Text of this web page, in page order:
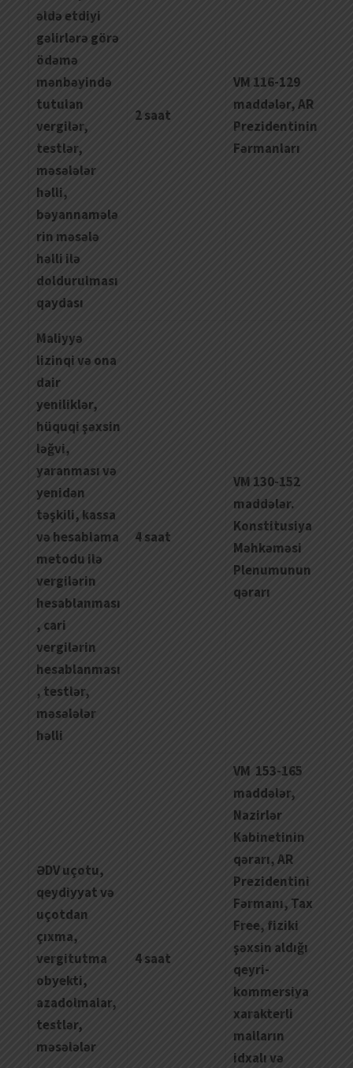
əldə etdiyi
gəlirlərə görə
ödəmə
mənbəyində
tutulan
vergilər,
testlər,
məsələlər
həlli,
bəyannamələ
rin məsələ
həlli ilə
doldurulması
qaydası
2 saat
VM 116-129
maddələr, AR
Prezidentinin
Fərmanları
Maliyyə
lizinqi və ona
dair
yeniliklər,
hüquqi şəxsin
ləğvi,
yaranması və
yenidən
təşkili, kassa
və hesablama
metodu ilə
vergilərin
hesablanması
, cari
vergilərin
hesablanması
, testlər,
məsələlər
həlli
4 saat
VM 130-152
maddələr.
Konstitusiya
Məhkəməsi
Plenumunun
qərarı
ƏDV uçotu,
qeydiyyatvə
uçotdan
çıxma,
vergitutma
obyekti,
azadolmalar,
testlər,
məsələlər
4 saat
VM 153-165
maddələr,
Nazirlər
Kabinetinin
qərarı, AR
Prezidentini
Fərmanı, Tax
Free, fiziki
şəxsin aldığı
qeyri-
kommersiya
xarakterli
malların
idxalı və